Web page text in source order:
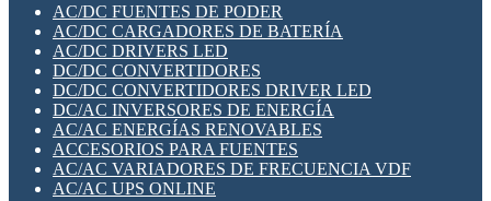
SWITCH Y MICROSWITCH
TARJETAS PI
UNIÓN Y DERIVACIÓN DE CABLE
PLACAS MODULARES IOT
SWITCHES Y REDES WIFI
SOLUCIONES IOT
SOLUCIONES LORAWAN
SOLUCIONES RED CELULAR
SEGURIDAD PARA REDES
SWITCHES LAN
TELEFONÍA IP (VOIP)
VIGILANCIA IP (CCTV)
MESHTASTIC
AC/DC FUENTES DE PODER
AC/DC CARGADORES DE BATERÍA
AC/DC DRIVERS LED
DC/DC CONVERTIDORES
DC/DC CONVERTIDORES DRIVER LED
DC/AC INVERSORES DE ENERGÍA
AC/AC ENERGÍAS RENOVABLES
ACCESORIOS PARA FUENTES
AC/AC VARIADORES DE FRECUENCIA VDF
AC/AC UPS ONLINE